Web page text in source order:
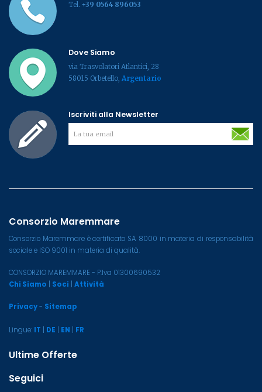
Tel. +39 0564 896053
Dove Siamo
via Trasvolatori Atlantici, 28
58015 Orbetello, Argentario
Iscriviti alla Newsletter
Consorzio Maremmare
Consorzio Maremmare è certificato SA 8000 in materia di responsabilità
sociale e ISO 9001 in materia di qualità.
CONSORZIO MAREMMARE - P.Iva 01300690532
Chi Siamo
Soci Attività
Privacy- Sitemap
Lingue: IT DE EN FR
Ultime Offerte
Seguici